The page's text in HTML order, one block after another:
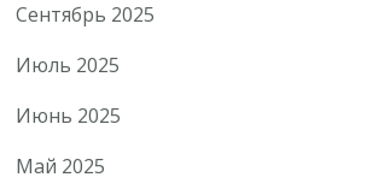
Сентябрь 2025
Июль 2025
Июнь 2025
Май 2025